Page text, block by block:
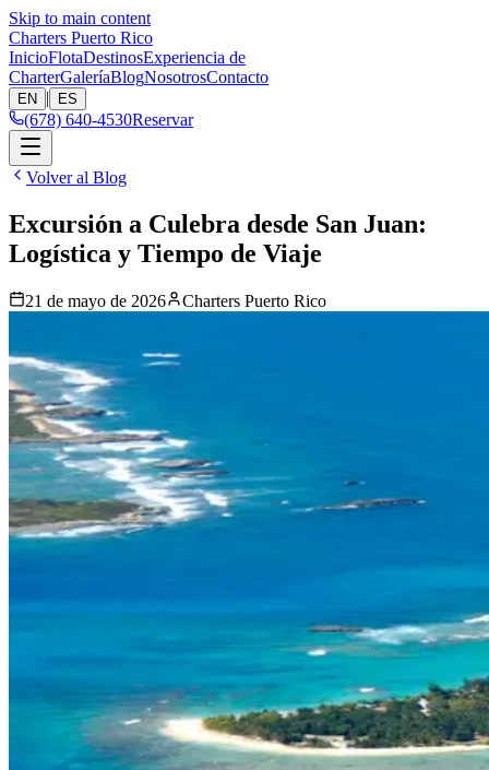
Skip to main content
Charters Puerto Rico
InicioFlotaDestinosExperiencia de
CharterGaleríaBlogNosotrosContacto
EN | ES
(678) 640-4530Reservar
Volver al Blog
Excursión a Culebra desde San Juan:
Logística y Tiempo de Viaje
21 de mayo de 2026 Charters Puerto Rico